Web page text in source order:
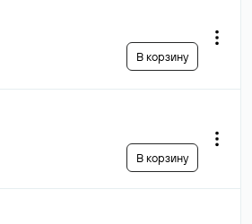
В корзину
В корзину